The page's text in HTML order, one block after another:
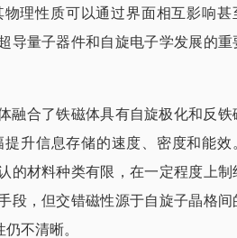
理性质可以通过界面相互影响甚
导量子器件和自旋电子学发展的重
融合了铁磁体具有自旋极化和反铁
升信息存储的速度、密度和能效
的材料种类有限，在一定程度上制
段，但交错磁性源于自旋子晶格间
不清晰。